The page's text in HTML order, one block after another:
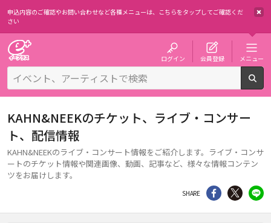
申込内容のご確認やお問い合わせなど各種メニューは、 こちらをタップしてご確認くだ
さい
ログイン 会員登録 メニュー
KAHN&NEEKのチケット、ライブ・コンサー
ト、配信情報
KAHN&NEEKのライブ・コンサート情報をご紹介します。ライブ・コンサ
ートのチケット情報や関連画像、動画、記事など、様々な情報コンテン
ツをお届けします。
SHARE シェア Twitter